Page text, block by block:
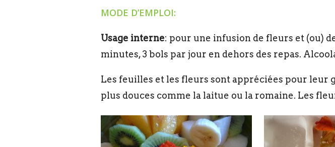
MODE D’EMPLOI:
Usage interne: pour une infusion de fleurs et (ou)
minutes, 3 bols par jour en dehors des repas.
Les feuilles et les fleurs sont appréciées pour leur
plus douces comme la laitue ou la romaine. Les